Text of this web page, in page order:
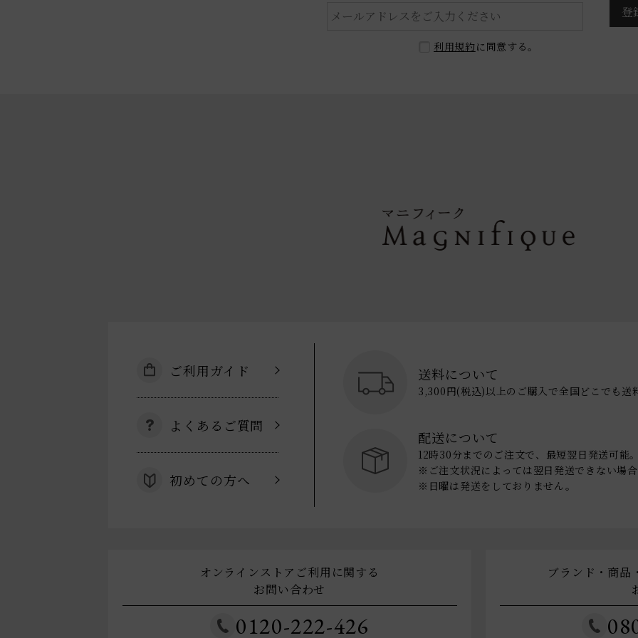
登
利用規約に同意する。
ご利用ガイド
よくあるご質問
初めての方へ
送料について
3,300円(税込)以上のご購入で全国どこでも送
配送について
12時30分までのご注文で、最短翌日発送可能
※ご注文状況によっては翌日発送できない場
※日曜は発送をしておりません。
オンラインストアご利用に関する
お問い合わせ
0120-222-426
ブランド・商品